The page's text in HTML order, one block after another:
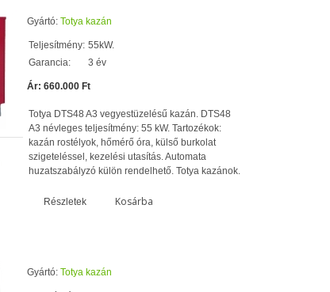
Gyártó: Totya kazán
Teljesítmény: 55kW.
Garancia:
3 év
Ár: 660.000 Ft
Totya DTS48 A3 vegyestüzelésű kazán. DTS48
A3 névleges teljesítmény: 55 kW. Tartozékok:
kazán rostélyok, hőmérő óra, külső burkolat
szigeteléssel, kezelési utasítás. Automata
huzatszabályzó külön rendelhető. Totya kazánok.
Részletek Kosárba
Gyártó: Totya kazán